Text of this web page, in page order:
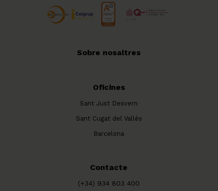
Sobre nosaltres
Oficines
Sant Just Desvern
Sant Cugat del Vallès
Barcelona
Contacte
(+34) 934 803 400